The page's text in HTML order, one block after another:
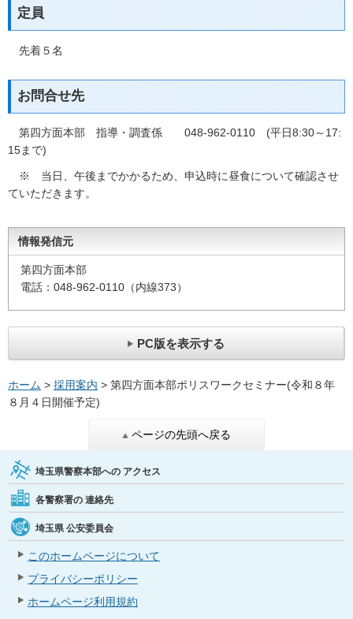
定員
先着５名
お問合せ先
第四方面本部 指導・調査係 048‐962‐0110 (平日8:30～17:
15まで)
※ 当日、午後までかかるため、申込時に昼食について確認させ
ていただきます。
情報発信元
第四方面本部
電話：048-962-0110（内線373）
PC版を表示する
ホーム > 採用案内 > 第四方面本部ポリスワークセミナー(令和８年
８月４日開催予定)
ページの先頭へ戻る
埼玉県警察本部への アクセス
各警察署の 連絡先
埼玉県 公安委員会
このホームページについて
プライバシーポリシー
ホームページ利用規約